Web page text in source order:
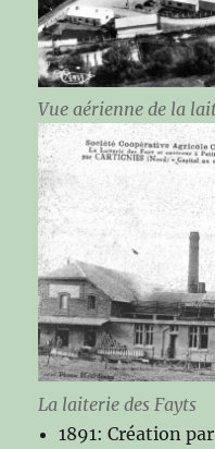
Vue aérienne de la
La laiterie des Fayts
1891: Création